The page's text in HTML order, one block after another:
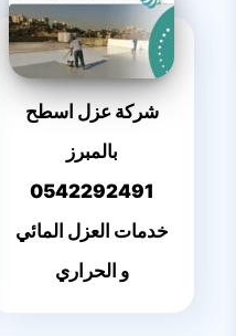
شركة عزل اسطح
بالمبرز
0542292491
خدمات العزل المائي
و الحراري